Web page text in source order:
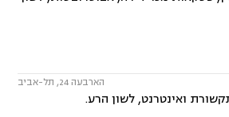
הארבעה 24, תל-אביב
ואינטרנט, לשון הרע.